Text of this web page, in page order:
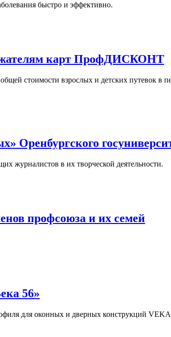
быстро и эффективно.
карт ПрофДИСКОНТ
стоимости взрослых и детских путевок в
Оренбургского
журналистов в их творческой деятельности.
профсоюза и их семей
56»
для оконных и дверных конструкций VEKA